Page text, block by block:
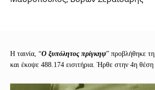
Η ταινία, “Ο ξυπόλητος πρίγκηψ” προβλήθηκε τη
και έκοψε 488.174 εισιτήρια. Ήρθε στην 4η θέση